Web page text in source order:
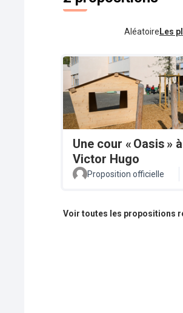
Aléatoire Les
Une cour « Oasis »
Victor Hugo
Proposition officielle
Voir toutes les propositions